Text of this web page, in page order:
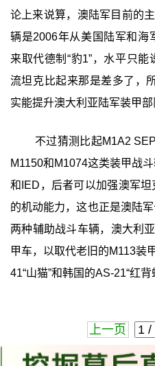
论上来说算，澳陆军目前的
辆是2006年从美国陆军和海
来取代德制“豹1”，水平只
流坦克比起来那是差多了，
实能提升澳大利亚陆军装甲部
不过猜测比起M1A2
M1150和M1074这类装甲战
和IED，后者可以加强澳军
的机动能力，这也正是澳陆
两种辅助战斗车辆，澳大利
甲车，以取代老旧的M113装
41“山猫”和韩国的AS-21“红背
上一页